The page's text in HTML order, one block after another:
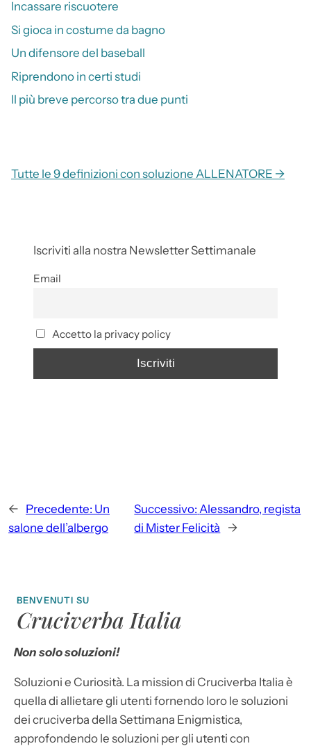
Incassare riscuotere
Si gioca in costume da bagno
Un difensore del baseball
Riprendono in certi studi
Il più breve percorso tra due punti
Tutte le 9 definizioni con soluzione ALLENATORE →
Iscriviti alla nostra Newsletter Settimanale
Email
Accetto la privacy policy
← Precedente: Un
salone dell’albergo
Successivo: Alessandro, regista
di Mister Felicità
→
BENVENUTI SU
Cruciverba Italia
Non solo soluzioni!
Soluzioni e Curiosità. La mission di Cruciverba Italia è
quella di allietare gli utenti fornendo loro le soluzioni
dei cruciverba della Settimana Enigmistica,
approfondendo le soluzioni per gli utenti con